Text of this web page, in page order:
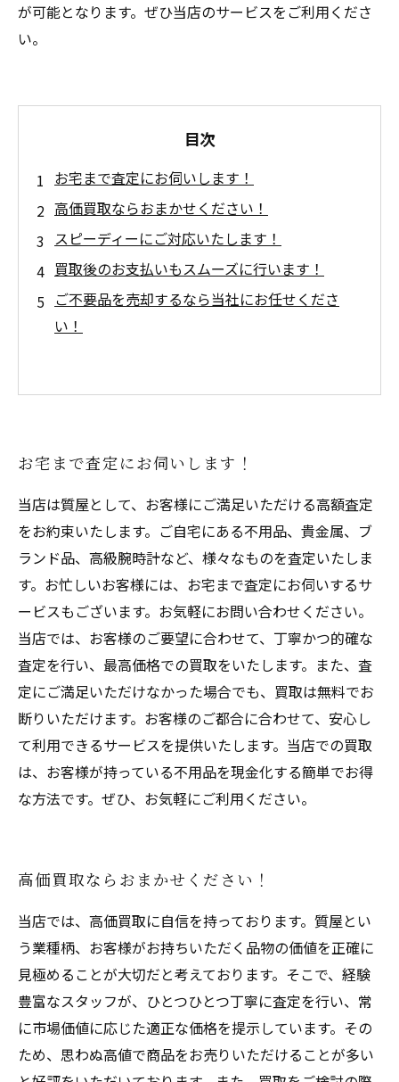
が可能となります。ぜひ当店のサービスをご利用くださ
い。
目次
お宅まで査定にお伺いします！
高価買取ならおまかせください！
スピーディーにご対応いたします！
買取後のお支払いもスムーズに行います！
ご不要品を売却するなら当社にお任せくださ
い！
お宅まで査定にお伺いします！
当店は質屋として、お客様にご満足いただける高額査定
をお約束いたします。ご自宅にある不用品、貴金属、ブ
ランド品、高級腕時計など、様々なものを査定いたしま
す。お忙しいお客様には、お宅まで査定にお伺いするサ
ービスもございます。お気軽にお問い合わせください。
当店では、お客様のご要望に合わせて、丁寧かつ的確な
査定を行い、最高価格での買取をいたします。また、査
定にご満足いただけなかった場合でも、買取は無料でお
断りいただけます。お客様のご都合に合わせて、安心し
て利用できるサービスを提供いたします。当店での買取
は、お客様が持っている不用品を現金化する簡単でお得
な方法です。ぜひ、お気軽にご利用ください。
高価買取ならおまかせください！
当店では、高価買取に自信を持っております。質屋とい
う業種柄、お客様がお持ちいただく品物の価値を正確に
見極めることが大切だと考えております。そこで、経験
豊富なスタッフが、ひとつひとつ丁寧に査定を行い、常
に市場価値に応じた適正な価格を提示しています。その
ため、思わぬ高値で商品をお売りいただけることが多い